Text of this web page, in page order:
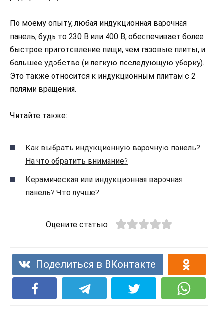
По моему опыту, любая индукционная варочная
панель, будь то 230 В или 400 В, обеспечивает более
быстрое приготовление пищи, чем газовые плиты, и
большее удобство (и легкую последующую уборку).
Это также относится к индукционным плитам с 2
полями вращения.
Читайте также:
Как выбрать индукционную варочную панель?
На что обратить внимание?
Керамическая или индукционная варочная
панель? Что лучше?
Оцените статью
Поделиться в ВКонтакте